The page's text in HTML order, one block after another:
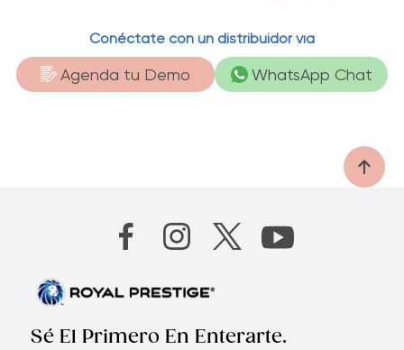
Conéctate con un distribuidor vía
Agenda tu Demo WhatsApp Chat
Sé El Primero En Enterarte.